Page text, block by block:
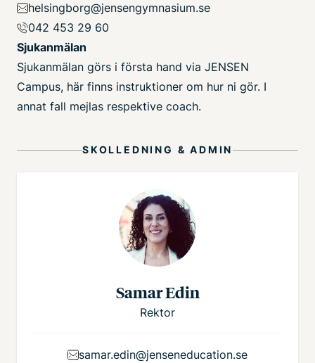
helsingborg@jensengymnasium.se
042 453 29 60
Sjukanmälan
Sjukanmälan görs i första hand via JENSEN
Campus, här finns instruktioner om hur ni gör. I
annat fall mejlas respektive coach.
SKOLLEDNING & ADMIN
Samar Edin
Rektor
samar.edin@jenseneducation.se